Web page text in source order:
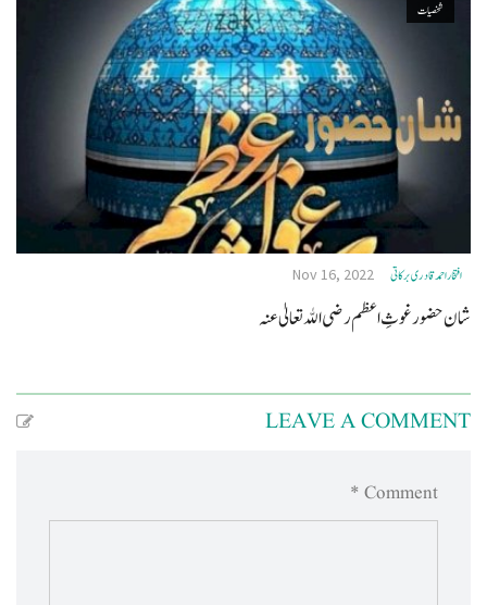
شخصیات
افتخاراحمدقادری برکاتی Nov 16, 2022
شان حضور غوثِ اعظم رضی الله تعالیٰ عنہ
LEAVE A COMMENT
Comment *